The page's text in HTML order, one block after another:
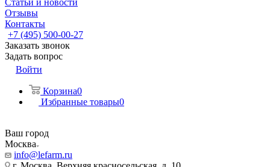
Статьи и новости
Отзывы
Контакты
+7 (495) 500-00-27
Заказать звонок
Задать вопрос
Войти
Корзина0
Избранные товары0
Ваш город
Москва
info@lefarm.ru